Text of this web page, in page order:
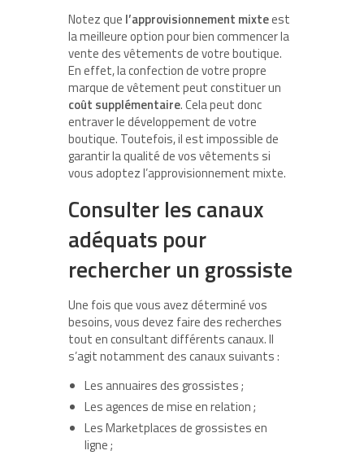
Notez que l’approvisionnement mixteest
la meilleure option pour bien commencer la
vente des vêtements de votre boutique.
En effet, la confection de votre propre
marque de vêtement peut constituer un
coût supplémentaire. Cela peut donc
entraver le développement de votre
boutique. Toutefois, il est impossible de
garantir la qualité de vos vêtements si
vous adoptez l’approvisionnement mixte.
Consulter les canaux
adéquats pour
rechercher un grossiste
Une fois que vous avez déterminé vos
besoins, vous devez faire des recherches
tout en consultant différents canaux. Il
s’agit notamment des canaux suivants :
Les annuaires des grossistes ;
Les agences de mise en relation ;
Les Marketplaces de grossistes en
ligne ;